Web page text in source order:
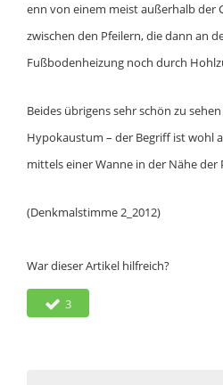
enn von einem meist außerhalb der
zwischen den Pfeilern, die dann an
Fußbodenheizung noch durch
Beides übrigens sehr schön zu
Hypokaustum – der Begriff ist wohl
mittels einer Wanne in der Nähe
(Denkmalstimme 2_2012)
War dieser Artikel hilfreich?
3